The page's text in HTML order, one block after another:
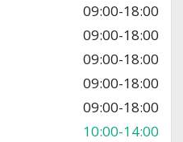
09:00-18:00
09:00-18:00
09:00-18:00
09:00-18:00
09:00-18:00
10:00-14:00